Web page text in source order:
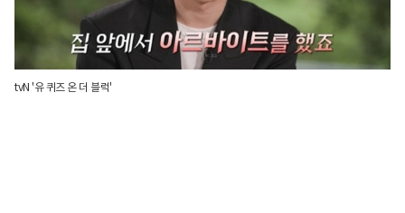
tvN '유 퀴즈 온 더 블럭'